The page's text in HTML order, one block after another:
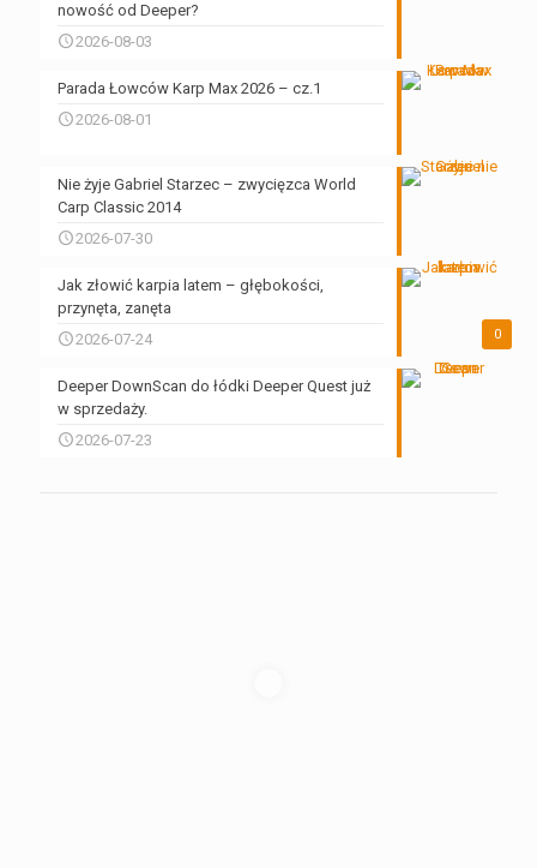
nowość od Deeper?
2026-08-03
Parada Łowców Karp Max 2026 – cz.1
2026-08-01
Nie żyje Gabriel Starzec – zwycięzca World
Carp Classic 2014
2026-07-30
0
Jak złowić karpia latem – głębokości,
przynęta, zanęta
2026-07-24
Deeper DownScan do łódki Deeper Quest już
w sprzedaży.
2026-07-23